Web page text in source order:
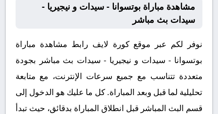
مشاهدة مباراة بوتسوانا - سيدات و نيجيريا -
سيدات بث مباشر
نوفر لكم عبر موقع كورة لايف رابط مشاهدة مباراة
بوتسوانا - سيدات و نيجيريا - سيدات بث مباشر بجودة
متعددة تتناسب مع جميع سرعات الإنترنت، مع متابعة
تحليلية لما قبل وبعد المباراة. كل ما عليك هو الدخول إلى
قسم البث المباشر قبل انطلاق المباراة بدقائق، حيث تبدأ